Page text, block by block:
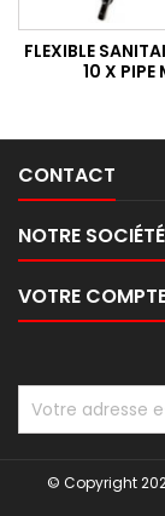
FLEXIBLE
10 X PIPE
CONTACT
NOTRE SOCIÉTÉ
VOTRE
© Copyright